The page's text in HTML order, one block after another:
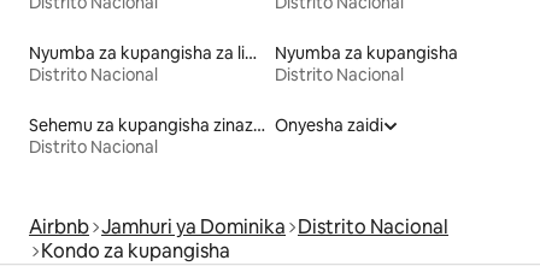
Nyumba za kupangisha za likizo
Distrito Nacional
Nyumba za kupangisha
Distrito Nacional
Sehemu za kupangisha zinazowafaa wanyama vipenzi
Distrito Nacional
Onyesha zaidi
Airbnb Jamhuri ya Dominika Distrito Nacional
Kondo za kupangisha